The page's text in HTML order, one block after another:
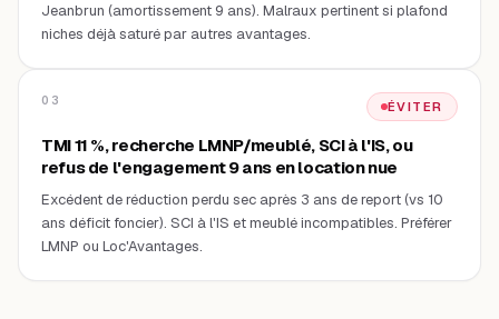
Jeanbrun (amortissement 9 ans). Malraux pertinent si plafond
niches déjà saturé par autres avantages.
03 ÉVITER
TMI 11 %, recherche LMNP/meublé, SCI à l'IS, ou
refus de l'engagement 9 ans en location nue
Excédent de réduction perdu sec après 3 ans de report (vs 10
ans déficit foncier). SCI à l'IS et meublé incompatibles. Préférer
LMNP ou Loc'Avantages.